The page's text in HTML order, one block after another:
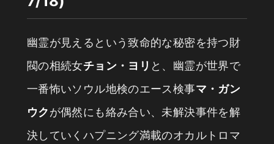
幽霊が見えるという致命的な秘密を持つ財
閥の相続女チョン・ヨリ と、幽霊が世界で
一番怖いソウル地検のエース検事マ・ガン
ウクが偶然にも絡み合い、未解決事件を解
決していくハプニング満載のオカルトロマ